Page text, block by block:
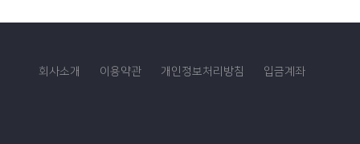
회사소개 이용약관 개인정보처리방침 입금계좌